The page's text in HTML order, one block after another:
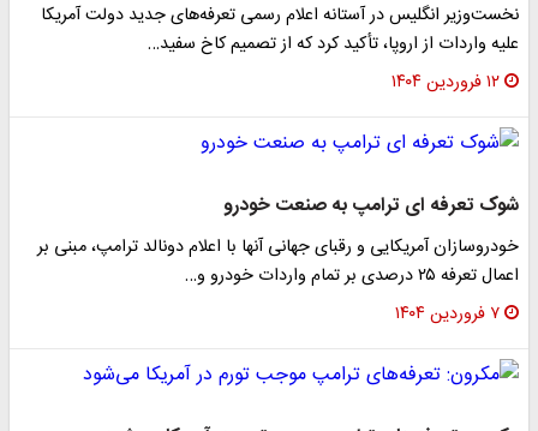
نخست‌وزیر انگلیس در آستانه اعلام رسمی تعرفه‌های جدید دولت آمریکا
علیه واردات از اروپا، تأکید کرد که از تصمیم کاخ سفید…
۱۲ فروردین ۱۴۰۴
شوک تعرفه ای ترامپ به صنعت خودرو
خودروسازان آمریکایی و رقبای جهانی آنها با اعلام دونالد ترامپ، مبنی بر
اعمال تعرفه ۲۵ درصدی بر تمام واردات خودرو و…
۷ فروردین ۱۴۰۴